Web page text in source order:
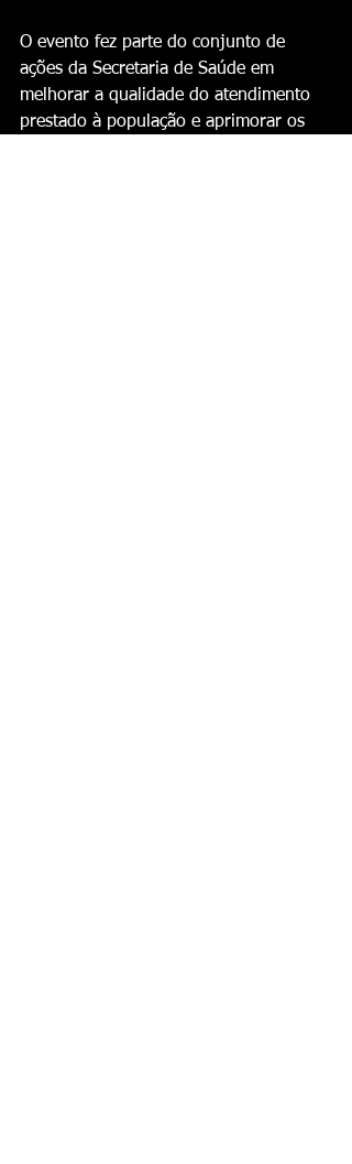
O evento fez parte do conjunto de
ações da Secretaria de Saúde em
melhorar a qualidade do atendimento
prestado à população e aprimorar os